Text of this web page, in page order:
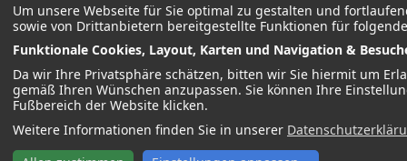
Um unsere Webseite für Sie optimal zu gestalten und
sowie von Drittanbietern bereitgestellte Funktionen für
Funktionale Cookies, Layout, Karten und Navigation &
Da wir Ihre Privatsphäre schätzen, bitten wir Sie hiermit um
gemäß Ihren Wünschen anzupassen. Sie können Ihre
Fußbereich der Website klicken.
Weitere Informationen finden Sie in unserer